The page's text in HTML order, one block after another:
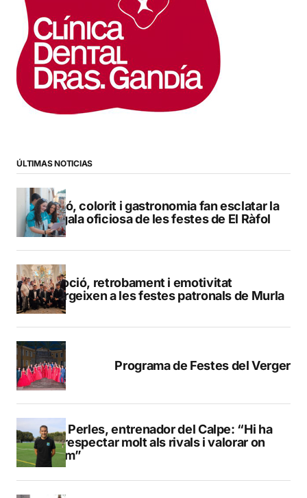
ÚLTIMAS NOTICIAS
Pregó, colorit i gastronomia fan esclatar la
bengala oficiosa de les festes de El Ràfol
Devoció, retrobament i emotivitat
emergeixen a les festes patronals de Murla
Programa de Festes del Verger
Pere Perles, entrenador del Calpe: “Hi ha
que respectar molt als rivals i valorar on
estem”